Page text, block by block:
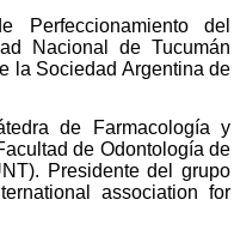
Perfeccionamiento del
Nacional de Tucumán
la Sociedad Argentina de
de Farmacología y
de Odontología de
Presidente del grupo
association for